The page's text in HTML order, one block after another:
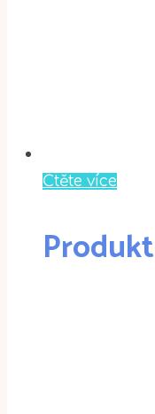
Čtěte více
Produkt